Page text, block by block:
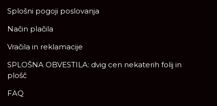
Splošni pogoji poslovanja
Način plačila
Vračila in reklamacije
SPLOŠNA OBVESTILA: dvig cen nekaterih folij in
plošč
FAQ